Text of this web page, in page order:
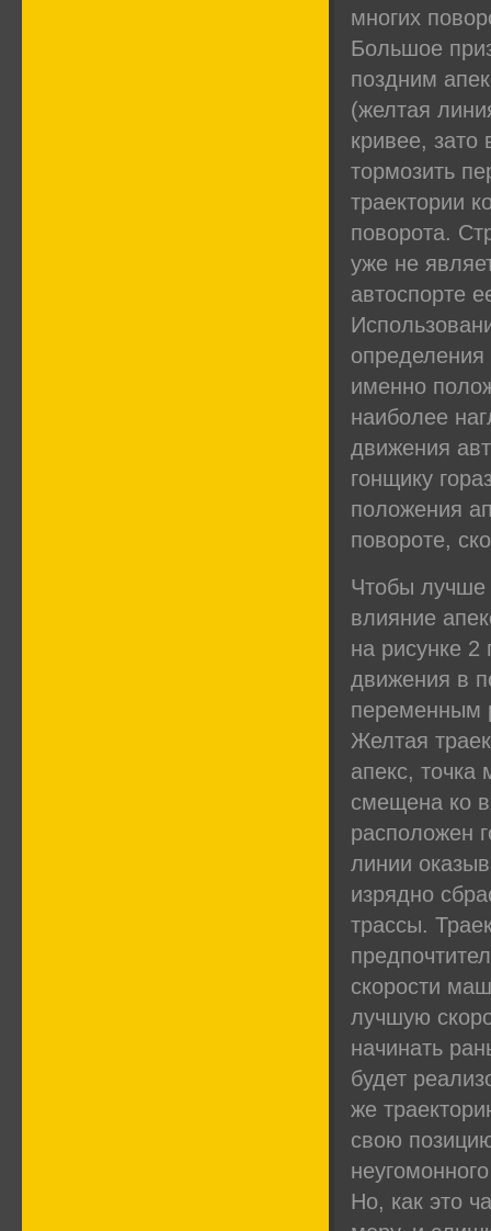
многих
Большое
поздним
(желтая
кривее,
тормозить
траектории
поворота.
уже не
автоспорте
именно
наиболее
движения
гонщику
положения
повороте,
Чтобы лучше
влияние
на рисунке 2
движения в
переменным
Желтая
апекс, точка
смещена ко
расположен
линии
изрядно
трассы.
скорости
лучшую
начинать
будет
же
свою
Но, как это